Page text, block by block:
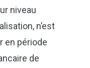
niveau
n’est
en période
de